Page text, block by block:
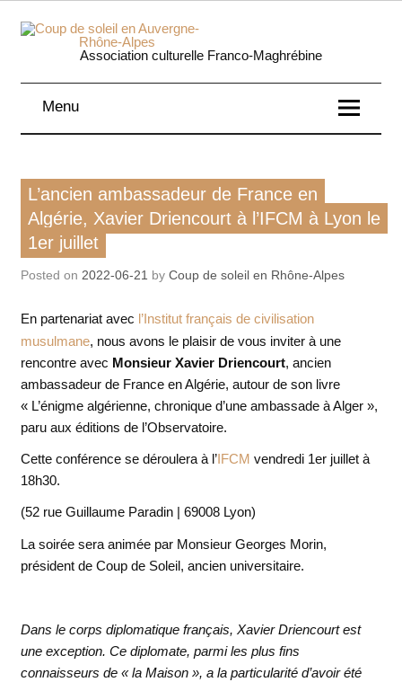
Skip
content
Coup
soleil
Association culturelle Franco-Maghrébine
Menu
Livre / BD
Rencontre / conférence
L’ancien ambassadeur de France en
Algérie, Xavier Driencourt à l’IFCM à Lyon le
1er juillet
Posted on 2022-06-21 by Coup de soleil en Rhône-Alpes
En partenariat avec l’Institut français de civilisation
musulmane, nous avons le plaisir de vous inviter à une
rencontre avec Monsieur Xavier Driencourt, ancien
ambassadeur de France en Algérie, autour de son livre
« L’énigme algérienne, chronique d’une ambassade à Alger »,
paru aux éditions de l’Observatoire.
Cette conférence se déroulera à l’IFCM vendredi 1er juillet à
18h30.
(52 rue Guillaume Paradin | 69008 Lyon)
La soirée sera animée par Monsieur Georges Morin,
président de Coup de Soleil, ancien universitaire.
Dans le corps diplomatique français, Xavier Driencourt est
une exception. Ce diplomate, parmi les plus fins
connaisseurs de « la Maison », a la particularité d’avoir été